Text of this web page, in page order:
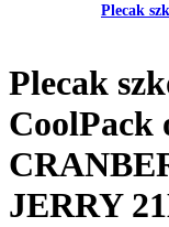
Plecak
Plecak
CoolPack
JERRY